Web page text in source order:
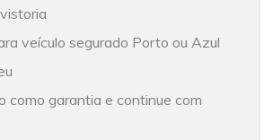
veículo segurado Porto ou Azul
como garantia e continue com